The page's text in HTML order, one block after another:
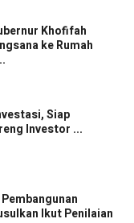
Khofifah
ke Rumah
Siap
Investor ...
Ikut Penilaian